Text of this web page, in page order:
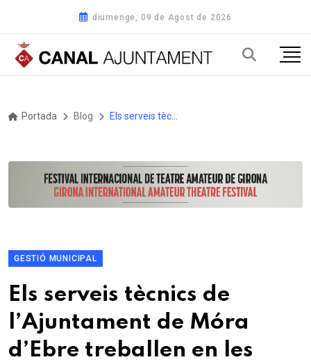
diumenge, 09 de Agost de 2026
Portada Blog
GESTIÓ MUNICIPAL
Els serveis tècnics de
l’Ajuntament de Móra
d’Ebre treballen en les